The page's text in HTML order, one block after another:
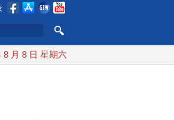
億美元 中東局勢動盪 土耳其沙特巴
8 月 8 日 星期六